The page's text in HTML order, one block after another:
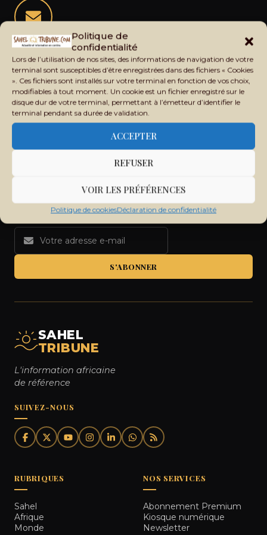
Politique de
confidentialité
Lors de l’utilisation de nos sites, des informations de navigation de votre
terminal sont susceptibles d’être enregistrées dans des fichiers « Cookies
». Ces fichiers sont installés sur votre terminal en fonction de vos choix,
modifiables à tout moment. Un cookie est un fichier enregistré sur le
disque dur de votre terminal, permettant à l’émetteur d’identifier le
terminal pendant sa durée de validation.
ACCEPTER
REFUSER
VOIR LES PRÉFÉRENCES
Politique de cookiesDéclaration de confidentialité
Restez informé de l'actualité du Sahel
Recevez chaque jour les principales informations du Mali,
du Sahel, de l'Afrique et du monde dans votre boîte mail.
S'ABONNER
SAHEL
TRIBUNE
L'information africaine
de référence
SUIVEZ-NOUS
RUBRIQUES
Sahel
Afrique
Monde
NOS SERVICES
Abonnement Premium
Kiosque numérique
Newsletter